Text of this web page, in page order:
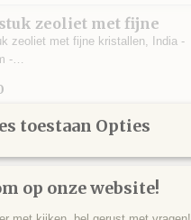
zeoliet met fijne
India - 272 gram -
x 4,5 cm.
zeoliet met fijne kristallen, India -
-…
toestaan Opties
op onze website!